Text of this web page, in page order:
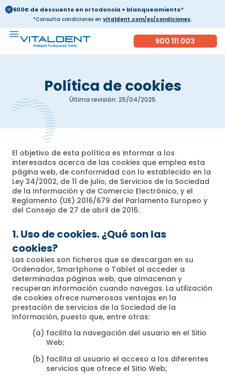
600€ de descuento en ortodoncia + blanqueamiento*
*Consulta condiciones en vitaldent.com/es/condiciones.
900 111 003
Política de cookies
Última revisión: 25/04/2025
El objetivo de esta política es informar a los
interesados acerca de las cookies que emplea esta
página web, de conformidad con lo establecido en la
Ley 34/2002, de 11 de julio, de Servicios de la Sociedad
de la Información y de Comercio Electrónico, y el
Reglamento (UE) 2016/679 del Parlamento Europeo y
del Consejo de 27 de abril de 2016.
1. Uso de cookies. ¿Qué son las
cookies?
Las cookies son ficheros que se descargan en su
Ordenador, Smartphone o Tablet al acceder a
determinadas páginas web, que almacenan y
recuperan información cuando navegas. La utilización
de cookies ofrece numerosas ventajas en la
prestación de servicios de la Sociedad de la
Información, puesto que, entre otras:
facilita la navegación del usuario en el Sitio
Web;
facilita al usuario el acceso a los diferentes
servicios que ofrece el Sitio Web;